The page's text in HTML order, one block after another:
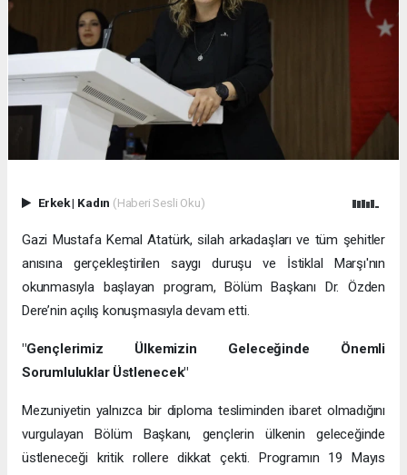
Erkek| Kadın (Haberi Sesli Oku)
Gazi Mustafa Kemal Atatürk, silah arkadaşları ve tüm şehitler
anısına gerçekleştirilen saygı duruşu ve İstiklal Marşı'nın
okunmasıyla başlayan program, Bölüm Başkanı Dr. Özden
Dere’nin açılış konuşmasıyla devam etti.
"Gençlerimiz Ülkemizin Geleceğinde Önemli
Sorumluluklar Üstlenecek"
Mezuniyetin yalnızca bir diploma tesliminden ibaret olmadığını
vurgulayan Bölüm Başkanı, gençlerin ülkenin geleceğinde
üstleneceği kritik rollere dikkat çekti. Programın 19 Mayıs